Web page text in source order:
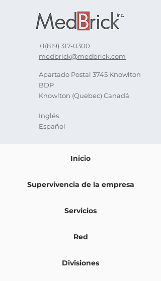
+1(819) 317-0300
medbrick@medbrick.com
Apartado Postal 3745 Knowlton
BDP
Knowlton (Quebec) Canadá
Inglés
Español
Inicio
Supervivencia de la empresa
Servicios
Red
Divisiones